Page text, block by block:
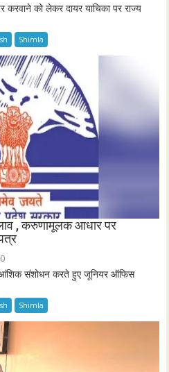
को लेकर दायर याचिका पर राज्य
Shimla
, करुणामूलक आधार पर
0
आंशिक संशोधन करते हुए जूनियर ऑफिस
Shimla